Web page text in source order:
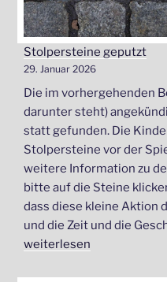
Stolpersteine geputzt
29. Januar 2026
Die im vorhergehenden
darunter steht)
statt gefunden. Die
Stolpersteine vor der
weitere Information zu
bitte auf die Steine
dass diese kleine Aktion
und die Zeit und die
„Stolpersteine
weiterlesen